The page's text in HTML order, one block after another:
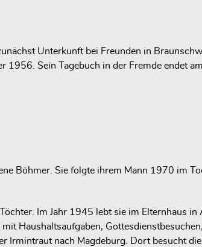
Unterkunft bei Freunden in
1956. Sein Tagebuch in der Fremde endet
Böhmer. Sie folgte ihrem Mann 1970 im
Im Jahr 1945 lebt sie im Elternhaus
Haushaltsaufgaben,
nach Magdeburg. Dort besucht